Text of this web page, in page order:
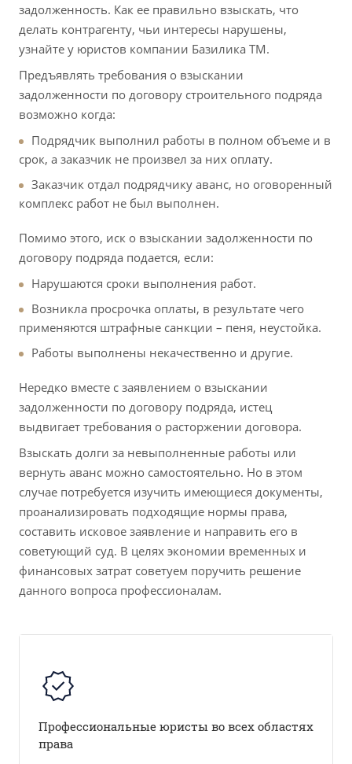
задолженность. Как ее правильно взыскать, что
делать контрагенту, чьи интересы нарушены,
узнайте у юристов компании Базилика ТМ.
Предъявлять требования о взыскании
задолженности по договору строительного подряда
возможно когда:
Подрядчик выполнил работы в полном объеме и в
срок, а заказчик не произвел за них оплату.
Заказчик отдал подрядчику аванс, но оговоренный
комплекс работ не был выполнен.
Помимо этого, иск о взыскании задолженности по
договору подряда подается, если:
Нарушаются сроки выполнения работ.
Возникла просрочка оплаты, в результате чего
применяются штрафные санкции – пеня, неустойка.
Работы выполнены некачественно и другие.
Нередко вместе с заявлением о взыскании
задолженности по договору подряда, истец
выдвигает требования о расторжении договора.
Взыскать долги за невыполненные работы или
вернуть аванс можно самостоятельно. Но в этом
случае потребуется изучить имеющиеся документы,
проанализировать подходящие нормы права,
составить исковое заявление и направить его в
советующий суд. В целях экономии временных и
финансовых затрат советуем поручить решение
данного вопроса профессионалам.
Профессиональные юристы во всех областях
права